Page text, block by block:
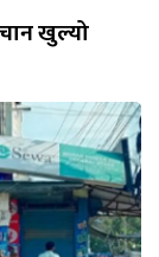
खुल्यो